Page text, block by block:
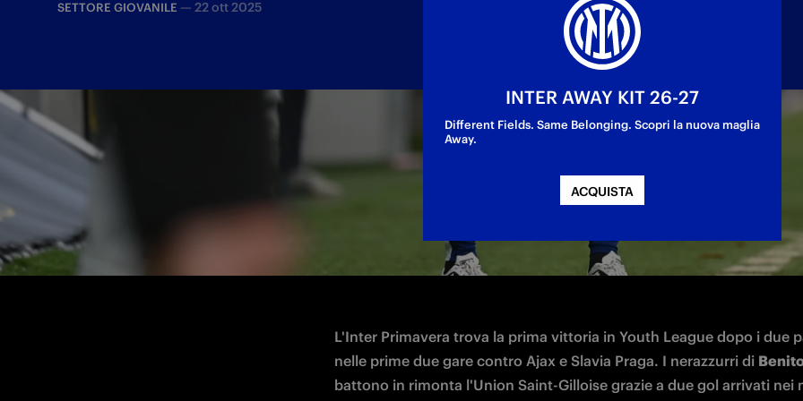
SETTORE GIOVANILE — 22 ott 2025
Dopo i pareggi con Ajax e Slavia Praga, la Primavera nerazzurra trova la prima vittoria
L'Inter Primavera trova la prima vittoria in Youth League dopo i due
nelle prime due gare contro Ajax e Slavia Praga. I nerazzurri di
battono in rimonta l'Union Saint-Gilloise grazie a due gol arrivati nei
INTER AWAY KIT 26-27
Different Fields. Same Belonging. Scopri la nuova maglia
Away.
ACQUISTA